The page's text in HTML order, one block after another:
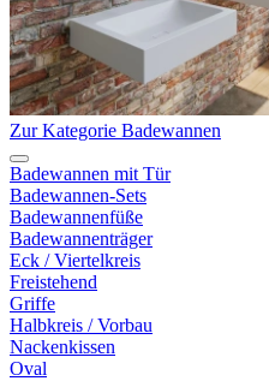
Zur Kategorie Badewannen
Badewannen mit Tür
Badewannen-Sets
Badewannenfüße
Badewannenträger
Eck / Viertelkreis
Freistehend
Griffe
Halbkreis / Vorbau
Nackenkissen
Oval